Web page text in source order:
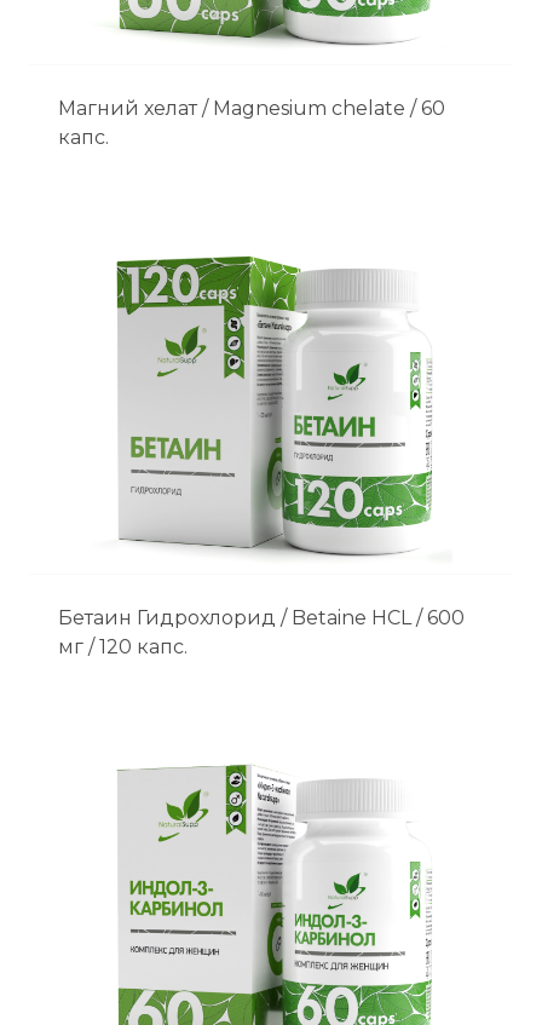
Магний хелат / Magnesium chelate / 60
капс.
Бетаин Гидрохлорид / Betaine HCL / 600
мг / 120 капс.